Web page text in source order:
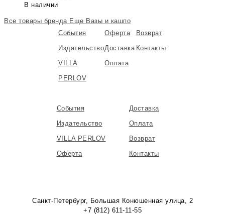
В наличии
Все товары бренда Еще Вазы и кашпо
События
Издательство
VILLA
PERLOV
Оферта
Доставка
Оплата
Возврат
Контакты
События
Издательство
VILLA PERLOV
Оферта
Доставка
Оплата
Возврат
Контакты
Санкт-Петербург, Большая Конюшенная улица, 2
+7 (812) 611-11-55